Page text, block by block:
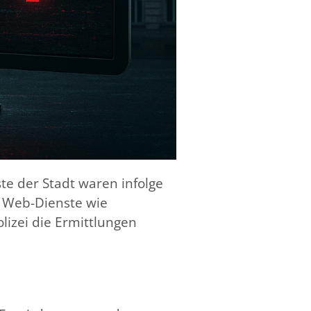
der Stadt waren infolge
Dienste wie
die Ermittlungen